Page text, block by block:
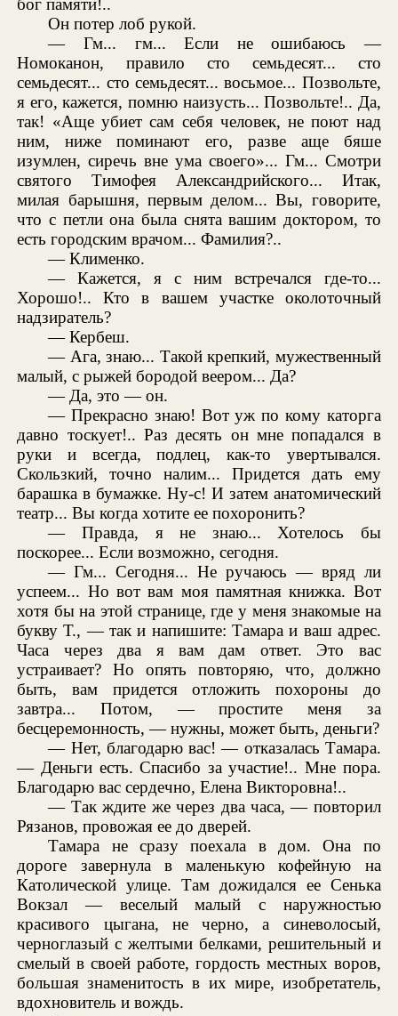
Он потер лоб рукой.
— Гм... гм... Если не ошибаюсь —
Номоканон, правило сто семьдесят... сто
семьдесят... сто семьдесят... восьмое... Позвольте,
я его, кажется, помню наизусть... Позвольте!.. Да,
так! «Аще убиет сам себя человек, не поют над
ним, ниже поминают его, разве аще бяше
изумлен, сиречь вне ума своего»... Гм... Смотри
святого Тимофея Александрийского... Итак,
милая барышня, первым делом... Вы, говорите,
что с петли она была снята вашим доктором, то
есть городским врачом... Фамилия?..
— Клименко.
— Кажется, я с ним встречался где-то...
Хорошо!.. Кто в вашем участке околоточный
надзиратель?
— Кербеш.
— Ага, знаю... Такой крепкий, мужественный
малый, с рыжей бородой веером... Да?
— Да, это — он.
— Прекрасно знаю! Вот уж по кому каторга
давно тоскует!.. Раз десять он мне попадался в
руки и всегда, подлец, как-то увертывался.
Скользкий, точно налим... Придется дать ему
барашка в бумажке. Ну-с! И затем анатомический
театр... Вы когда хотите ее похоронить?
— Правда, я не знаю... Хотелось бы
поскорее... Если возможно, сегодня.
— Гм... Сегодня... Не ручаюсь — вряд ли
успеем... Но вот вам моя памятная книжка. Вот
хотя бы на этой странице, где у меня знакомые на
букву Т., — так и напишите: Тамара и ваш адрес.
Часа через два я вам дам ответ. Это вас
устраивает? Но опять повторяю, что, должно
быть, вам придется отложить похороны до
завтра... Потом, — простите меня за
бесцеремонность, — нужны, может быть, деньги?
— Нет, благодарю вас! — отказалась Тамара.
— Деньги есть. Спасибо за участие!.. Мне пора.
Благодарю вас сердечно, Елена Викторовна!..
— Так ждите же через два часа, — повторил
Рязанов, провожая ее до дверей.
Тамара не сразу поехала в дом. Она по
дороге завернула в маленькую кофейную на
Католической улице. Там дожидался ее Сенька
Вокзал — веселый малый с наружностью
красивого цыгана, не черно, а синеволосый,
черноглазый с желтыми белками, решительный и
смелый в своей работе, гордость местных воров,
большая знаменитость в их мире, изобретатель,
вдохновитель и вождь.